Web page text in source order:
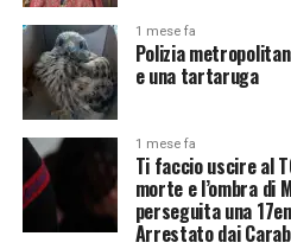
1 mese fa
Polizia
e una tartaruga
1 mese fa
Ti faccio uscire al
morte e l’ombra di
perseguita una
Arrestato dai